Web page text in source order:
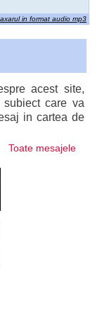
in format audio mp3
acest site,
care va
in cartea de
Toate mesajele